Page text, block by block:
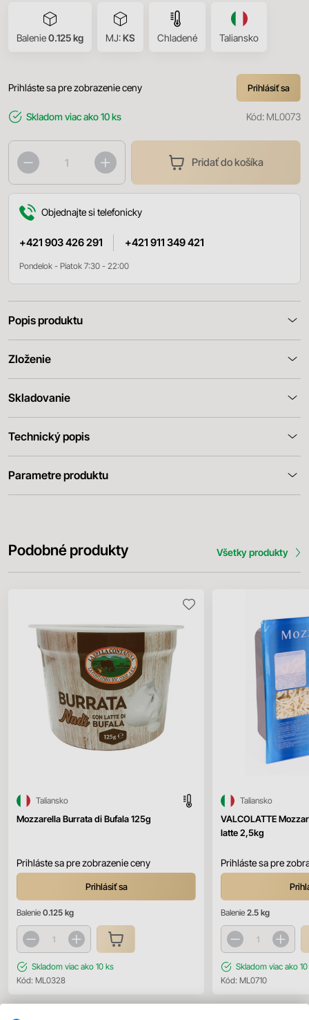
Balenie0.125 kg MJ:KS Chladené Taliansko
Prihláste sa pre zobrazenie ceny Prihlásiť sa
Skladom viac ako 10 ks Kód: ML0073
Pridať do košíka
Objednajte si telefonicky
+421 903 426 291 +421 911 349 421
Pondelok - Piatok 7:30 - 22:00
Popis produktu
Zloženie
Skladovanie
Technický popis
Parametre produktu
Podobné produkty Všetky produkty
Mozzarella Burrata di Bufala 125g
Taliansko
Prihláste sa pre zobrazenie ceny
Prihlásiť sa
Balenie 0.125 kg
Skladom viac ako 10 ks
Kód: ML0328
VALCOLATTE
latte 2,5kg
Taliansko
Prihláste sa pre
Balenie 2.5 kg
Skladom viac ako
Kód: ML0710